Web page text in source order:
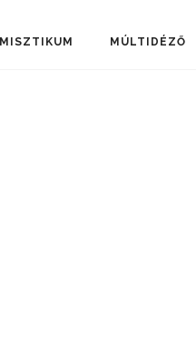
MISZTIKUM MÚLTIDÉZŐ